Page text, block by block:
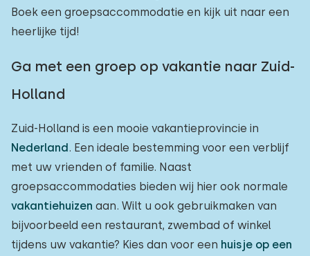
Boek een groepsaccommodatie en kijk uit naar een
heerlijke tijd!
Ga met een groep op vakantie naar Zuid-
Holland
Zuid-Holland is een mooie vakantieprovincie in
Nederland. Een ideale bestemming voor een verblijf
met uw vrienden of familie. Naast
groepsaccommodaties bieden wij hier ook normale
vakantiehuizen aan. Wilt u ook gebruikmaken van
bijvoorbeeld een restaurant, zwembad of winkel
tijdens uw vakantie? Kies dan voor een huisje op een